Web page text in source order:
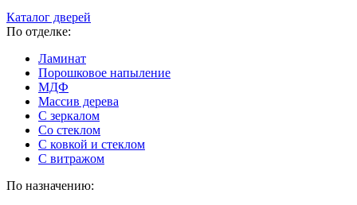
Каталог дверей
По отделке:
Ламинат
Порошковое напыление
МДФ
Массив дерева
С зеркалом
Со стеклом
С ковкой и стеклом
С витражом
По назначению: